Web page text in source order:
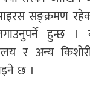
सङ्क्रमण
हुन्छ
र अन्य
छ ।